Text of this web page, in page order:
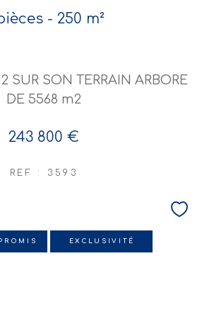
- 250 m²
SUR SON TERRAIN ARBORE
DE 5568 m2
243 800 €
REF : 3593
EXCLUSIVITÉ